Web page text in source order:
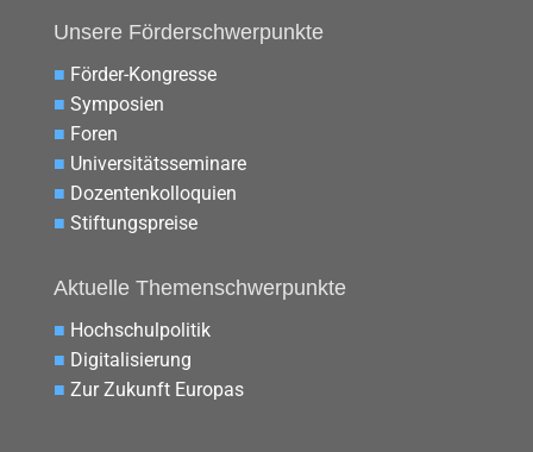
Unsere Förderschwerpunkte
■ Förder-Kongresse
■ Symposien
■ Foren
■ Universitätsseminare
■ Dozentenkolloquien
■ Stiftungspreise
Aktuelle Themenschwerpunkte
■ Hochschulpolitik
■ Digitalisierung
■ Zur Zukunft Europas